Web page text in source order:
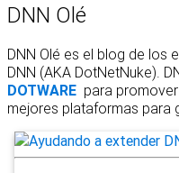
DNN Olé
DNN Olé es el blog de los
DNN (AKA DotNetNuke).
DOTWARE para
mejores plataformas para